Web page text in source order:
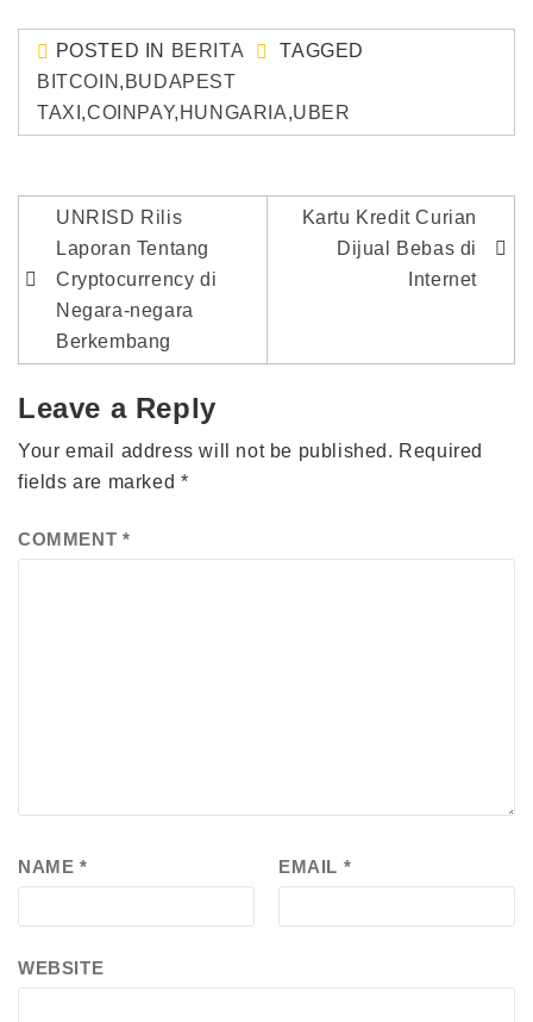
POSTED IN BERITA
TAGGED
BITCOIN , BUDAPEST
TAXI ,COINPAY, HUNGARIA,UBER
Post
navigation
UNRISD Rilis
Laporan Tentang
Cryptocurrency di
Negara-negara
Berkembang
Kartu Kredit Curian
Dijual Bebas di
Internet
Leave a Reply
Your email address will not be published. Required
fields are marked *
COMMENT *
NAME * EMAIL *
WEBSITE